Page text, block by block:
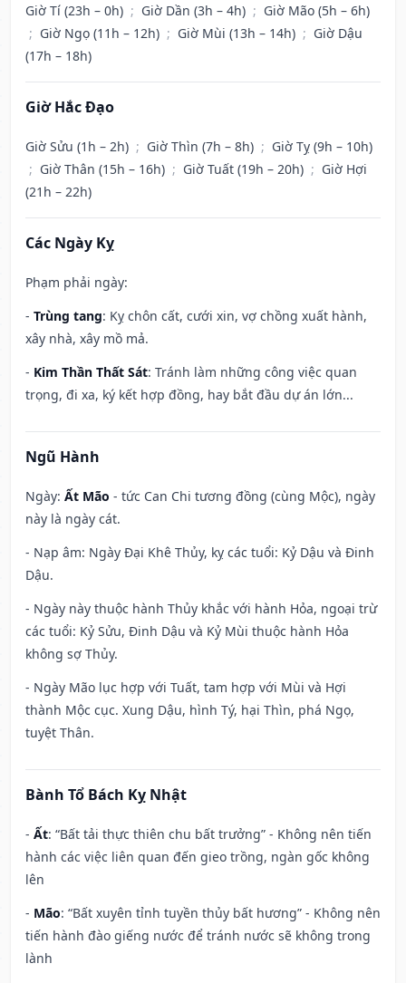
Giờ Tí (23h – 0h) ; Giờ Dần (3h – 4h) ; Giờ Mão (5h – 6h)
; Giờ Ngọ (11h – 12h) ; Giờ Mùi (13h – 14h) ; Giờ Dậu
(17h – 18h)
Giờ Hắc Đạo
Giờ Sửu (1h – 2h) ; Giờ Thìn (7h – 8h) ; Giờ Tỵ (9h – 10h)
; Giờ Thân (15h – 16h) ; Giờ Tuất (19h – 20h) ; Giờ Hợi
(21h – 22h)
Các Ngày Kỵ
Phạm phải ngày:
- Trùng tang: Kỵ chôn cất, cưới xin, vợ chồng xuất hành,
xây nhà, xây mồ mả.
- Kim Thần Thất Sát: Tránh làm những công việc quan
trọng, đi xa, ký kết hợp đồng, hay bắt đầu dự án lớn...
Ngũ Hành
Ngày: Ất Mão - tức Can Chi tương đồng (cùng Mộc), ngày
này là ngày cát.
- Nạp âm: Ngày Đại Khê Thủy, kỵ các tuổi: Kỷ Dậu và Đinh
Dậu.
- Ngày này thuộc hành Thủy khắc với hành Hỏa, ngoại trừ
các tuổi: Kỷ Sửu, Đinh Dậu và Kỷ Mùi thuộc hành Hỏa
không sợ Thủy.
- Ngày Mão lục hợp với Tuất, tam hợp với Mùi và Hợi
thành Mộc cục. Xung Dậu, hình Tý, hại Thìn, phá Ngọ,
tuyệt Thân.
Bành Tổ Bách Kỵ Nhật
- Ất: “Bất tải thực thiên chu bất trưởng” - Không nên tiến
hành các việc liên quan đến gieo trồng, ngàn gốc không
lên
- Mão: “Bất xuyên tỉnh tuyền thủy bất hương” - Không nên
tiến hành đào giếng nước để tránh nước sẽ không trong
lành